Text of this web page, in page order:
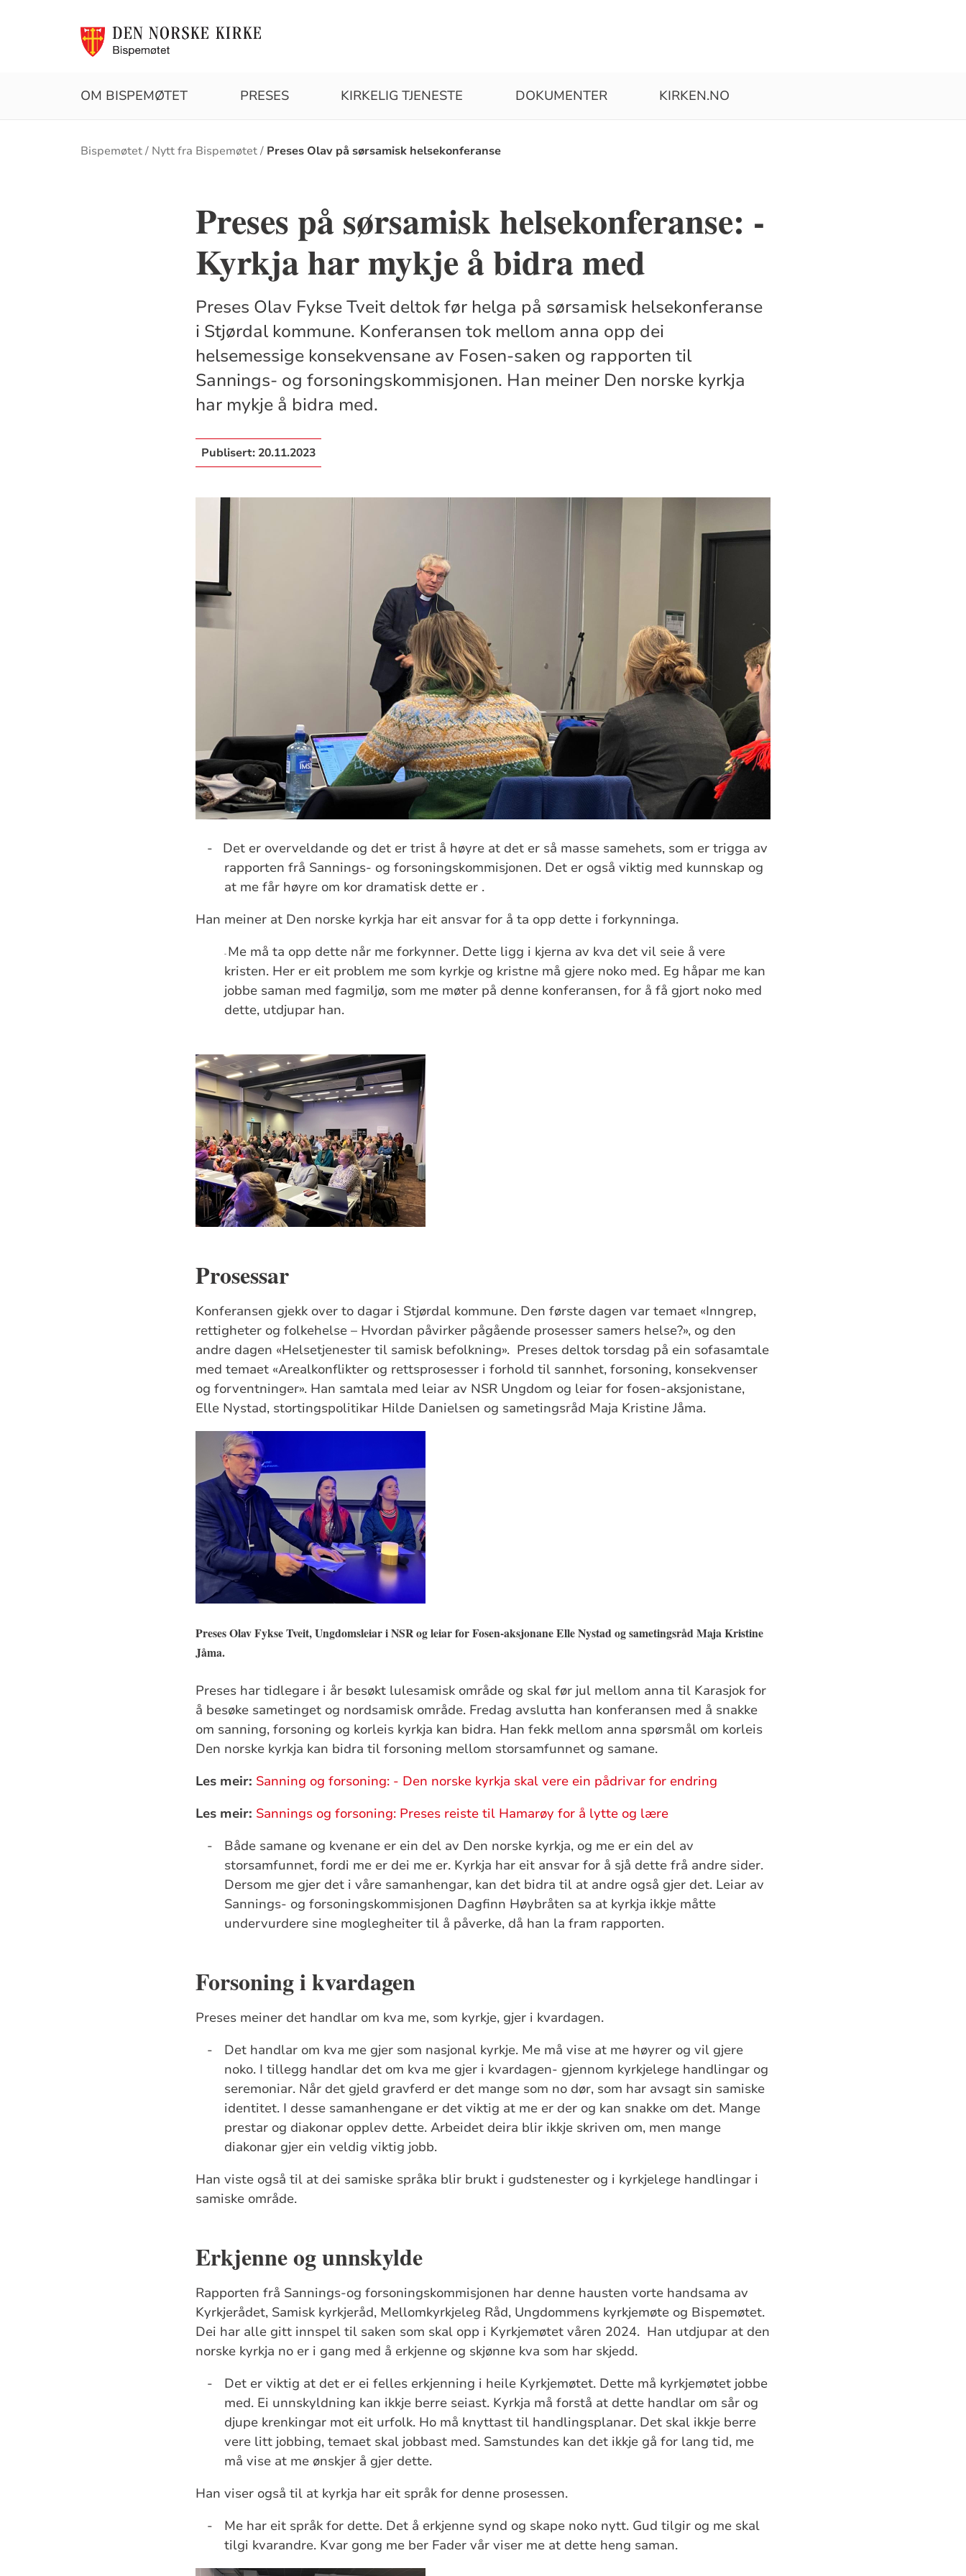
OM BISPEMØTET PRESES KIRKELIG TJENESTE DOKUMENTER KIRKEN.NO
Brødsmulesti
Bispemøtet Nytt fra Bispemøtet Preses Olav på sørsamisk helsekonferanse
Preses på sørsamisk helsekonferanse: -
Kyrkja har mykje å bidra med
Preses Olav Fykse Tveit deltok før helga på sørsamisk helsekonferanse
i Stjørdal kommune. Konferansen tok mellom anna opp dei
helsemessige konsekvensane av Fosen-saken og rapporten til
Sannings- og forsoningskommisjonen. Han meiner Den norske kyrkja
har mykje å bidra med.
Publisert: 20.11.2023
-
Det er overveldande og det er trist å høyre at det er så masse samehets, som er trigga av
rapporten frå Sannings- og forsoningskommisjonen. Det er også viktig med kunnskap og
at me får høyre om kor dramatisk dette er .
Han meiner at Den norske kyrkja har eit ansvar for å ta opp dette i forkynninga.
- Me må ta opp dette når me forkynner. Dette ligg i kjerna av kva det vil seie å vere
kristen. Her er eit problem me som kyrkje og kristne må gjere noko med. Eg håpar me kan
jobbe saman med fagmiljø, som me møter på denne konferansen, for å få gjort noko med
dette, utdjupar han.
Prosessar
Konferansen gjekk over to dagar i Stjørdal kommune. Den første dagen var temaet «Inngrep,
rettigheter og folkehelse – Hvordan påvirker pågående prosesser samers helse?», og den
andre dagen «Helsetjenester til samisk befolkning». Preses deltok torsdag på ein sofasamtale
med temaet «Arealkonflikter og rettsprosesser i forhold til sannhet, forsoning, konsekvenser
og forventninger». Han samtala med leiar av NSR Ungdom og leiar for fosen-aksjonistane,
Elle Nystad, stortingspolitikar Hilde Danielsen og sametingsråd Maja Kristine Jåma.
Preses Olav Fykse Tveit, Ungdomsleiar i NSR og leiar for Fosen-aksjonane Elle Nystad og sametingsråd Maja Kristine
Jåma.
Preses har tidlegare i år besøkt lulesamisk område og skal før jul mellom anna til Karasjok for
å besøke sametinget og nordsamisk område. Fredag avslutta han konferansen med å snakke
om sanning, forsoning og korleis kyrkja kan bidra. Han fekk mellom anna spørsmål om korleis
Den norske kyrkja kan bidra til forsoning mellom storsamfunnet og samane.
Les meir: Sanning og forsoning: - Den norske kyrkja skal vere ein pådrivar for endring
Les meir: Sannings og forsoning: Preses reiste til Hamarøy for å lytte og lære
-
Både samane og kvenane er ein del av Den norske kyrkja, og me er ein del av
storsamfunnet, fordi me er dei me er. Kyrkja har eit ansvar for å sjå dette frå andre sider.
Dersom me gjer det i våre samanhengar, kan det bidra til at andre også gjer det. Leiar av
Sannings- og forsoningskommisjonen Dagfinn Høybråten sa at kyrkja ikkje måtte
undervurdere sine moglegheiter til å påverke, då han la fram rapporten.
Forsoning i kvardagen
Preses meiner det handlar om kva me, som kyrkje, gjer i kvardagen.
-
Det handlar om kva me gjer som nasjonal kyrkje. Me må vise at me høyrer og vil gjere
noko. I tillegg handlar det om kva me gjer i kvardagen- gjennom kyrkjelege handlingar og
seremoniar. Når det gjeld gravferd er det mange som no dør, som har avsagt sin samiske
identitet. I desse samanhengane er det viktig at me er der og kan snakke om det. Mange
prestar og diakonar opplev dette. Arbeidet deira blir ikkje skriven om, men mange
diakonar gjer ein veldig viktig jobb.
Han viste også til at dei samiske språka blir brukt i gudstenester og i kyrkjelege handlingar i
samiske område.
Erkjenne og unnskylde
Rapporten frå Sannings-og forsoningskommisjonen har denne hausten vorte handsama av
Kyrkjerådet, Samisk kyrkjeråd, Mellomkyrkjeleg Råd, Ungdommens kyrkjemøte og Bispemøtet.
Dei har alle gitt innspel til saken som skal opp i Kyrkjemøtet våren 2024. Han utdjupar at den
norske kyrkja no er i gang med å erkjenne og skjønne kva som har skjedd.
-
Det er viktig at det er ei felles erkjenning i heile Kyrkjemøtet. Dette må kyrkjemøtet jobbe
med. Ei unnskyldning kan ikkje berre seiast. Kyrkja må forstå at dette handlar om sår og
djupe krenkingar mot eit urfolk. Ho må knyttast til handlingsplanar. Det skal ikkje berre
vere litt jobbing, temaet skal jobbast med. Samstundes kan det ikkje gå for lang tid, me
må vise at me ønskjer å gjer dette.
Han viser også til at kyrkja har eit språk for denne prosessen.
-
Me har eit språk for dette. Det å erkjenne synd og skape noko nytt. Gud tilgir og me skal
tilgi kvarandre. Kvar gong me ber Fader vår viser me at dette heng saman.